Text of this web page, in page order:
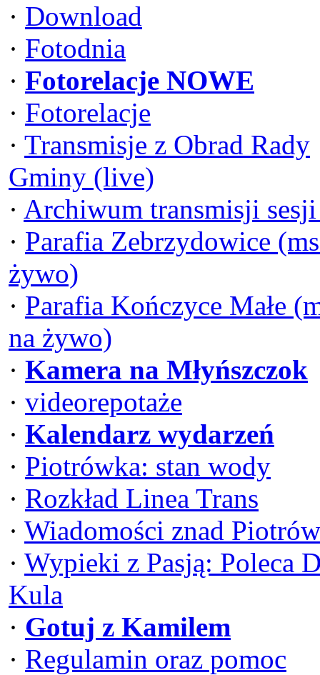
· Download
· Fotodnia
· Fotorelacje NOWE
· Fotorelacje
· Transmisje z Obrad Rady
Gminy (live)
· Archiwum transmisji
· Parafia Zebrzydowice
żywo)
· Parafia Kończyce Małe
na żywo)
· Kamera na Młyńszczok
· videorepotaże
· Kalendarz wydarzeń
· Piotrówka: stan wody
· Rozkład Linea Trans
· Wiadomości znad
· Wypieki z Pasją: Poleca
Kula
· Gotuj z Kamilem
· Regulamin oraz pomoc